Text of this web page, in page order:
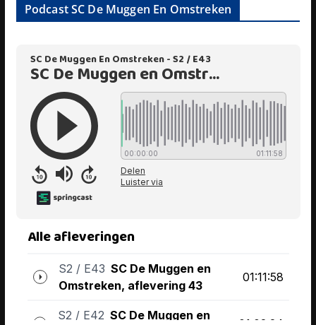
Podcast SC De Muggen En Omstreken